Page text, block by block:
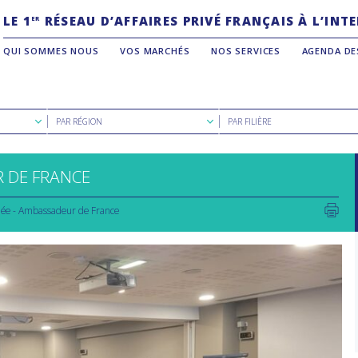
LE 1 ER RÉSEAU D’AFFAIRES PRIVÉ FRANÇAIS À
QUI SOMMES NOUS VOS MARCHÉS NOS SERVICES AGENDA
Rechercher
parPAR RÉGION
Rechercher
parPAR FILIÈRE
FRANCE
- Ambassadeur de France